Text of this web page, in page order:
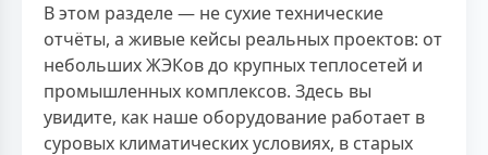
В этом разделе — не сухие технические
отчёты, а живые кейсы реальных проектов: от
небольших ЖЭКов до крупных теплосетей и
промышленных комплексов. Здесь вы
увидите, как наше оборудование работает в
суровых климатических условиях, в старых